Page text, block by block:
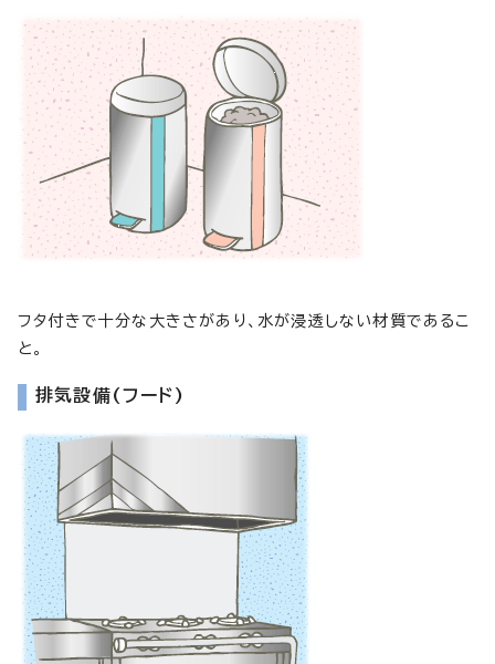
フタ付きで十分な大きさがあり、水が浸透しない材質であるこ
と。
排気設備(フード)